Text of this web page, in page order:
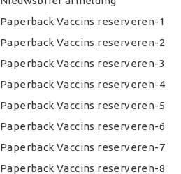
Paperback Vaccins reserveren-1
Paperback Vaccins reserveren-2
Paperback Vaccins reserveren-3
Paperback Vaccins reserveren-4
Paperback Vaccins reserveren-5
Paperback Vaccins reserveren-6
Paperback Vaccins reserveren-7
Paperback Vaccins reserveren-8